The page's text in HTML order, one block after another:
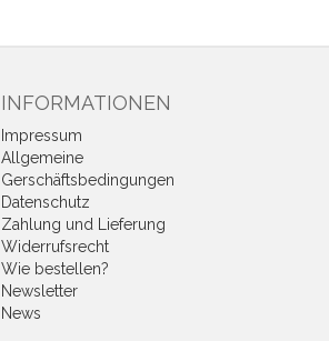
INFORMATIONEN
Impressum
Allgemeine
Gerschäftsbedingungen
Datenschutz
Zahlung und Lieferung
Widerrufsrecht
Wie bestellen?
Newsletter
News